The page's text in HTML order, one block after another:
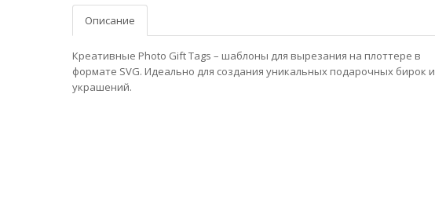
Описание
Креативные Photo Gift Tags – шаблоны для вырезания на плоттере в
формате SVG. Идеально для создания уникальных подарочных бирок и
украшений.